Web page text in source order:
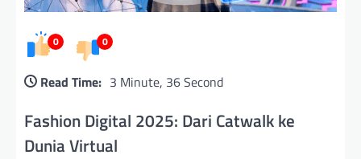
0 0
Read Time: 3 Minute, 36 Second
Fashion Digital 2025: Dari Catwalk ke
Dunia Virtual